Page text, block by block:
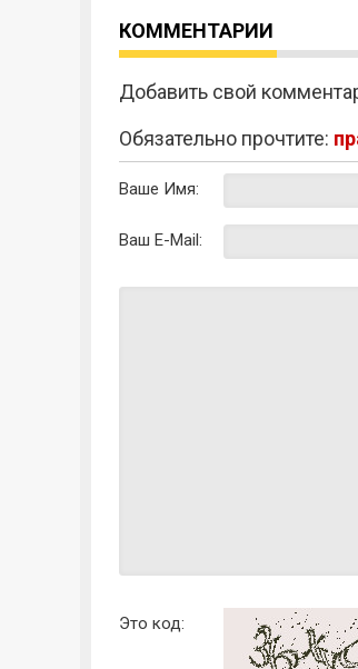
КОММЕНТАРИИ
Добавить свой
Обязательно прочтите:
Ваше Имя:
Ваш E-Mail:
Это код: